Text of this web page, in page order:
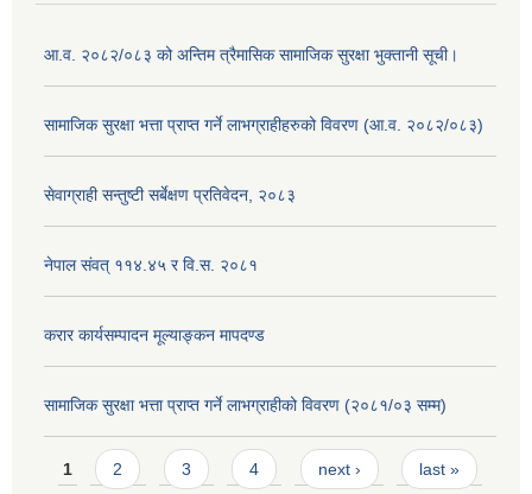
आ.व. २०८२/०८३ को अन्तिम त्रैमासिक सामाजिक सुरक्षा भुक्तानी सूची।
सामाजिक सुरक्षा भत्ता प्राप्त गर्ने लाभग्राहीहरुको विवरण (आ.व. २०८२/०८३)
सेवाग्राही सन्तुष्टी सर्बेक्षण प्रतिवेदन, २०८३
नेपाल संवत् ११४.४५ र वि.स. २०८१
करार कार्यसम्पादन मूल्याङ्कन मापदण्ड
सामाजिक सुरक्षा भत्ता प्राप्त गर्ने लाभग्राहीको विवरण (२०८१/०३ सम्म)
Pages
1 2 3 4 next › last »